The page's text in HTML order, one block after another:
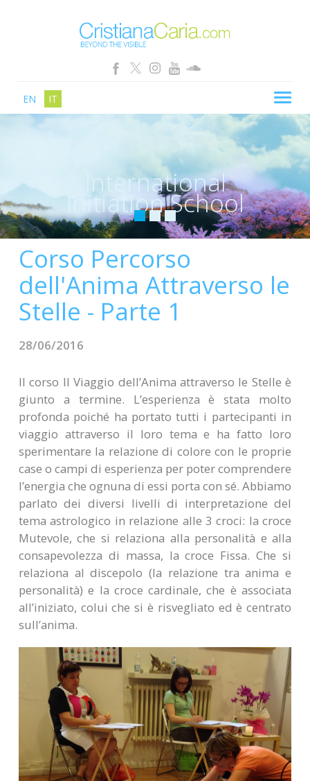
EN IT
SCHOOL
SHOP
SEMINARI
NEWS
CONTATTI
International
Initiation School
Corso Percorso
dell'Anima Attraverso le
Stelle - Parte 1
28/06/2016
Il corso Il Viaggio dell’Anima attraverso le Stelle è
giunto a termine. L’esperienza è stata molto
profonda poiché ha portato tutti i partecipanti in
viaggio attraverso il loro tema e ha fatto loro
sperimentare la relazione di colore con le proprie
case o campi di esperienza per poter comprendere
l’energia che ognuna di essi porta con sé. Abbiamo
parlato dei diversi livelli di interpretazione del
tema astrologico in relazione alle 3 croci: la croce
Mutevole, che si relaziona alla personalità e alla
consapevolezza di massa, la croce Fissa. Che si
relaziona al discepolo (la relazione tra anima e
personalità) e la croce cardinale, che è associata
all’iniziato, colui che si è risvegliato ed è centrato
sull’anima.